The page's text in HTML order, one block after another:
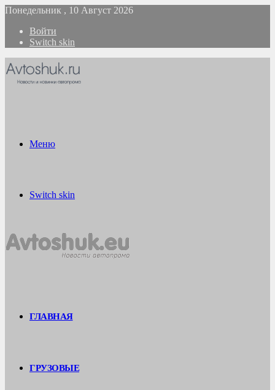
Понедельник , 10 Август 2026
Войти
Switch skin
Меню
Switch skin
ГЛАВНАЯ
ГРУЗОВЫЕ